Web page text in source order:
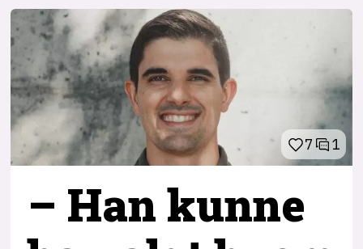
7 1
– Han kunne